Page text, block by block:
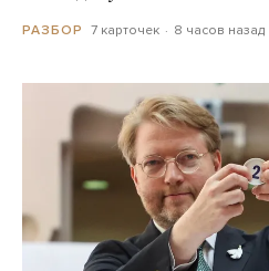
РАЗБОР 7 карточек 8 часов назад